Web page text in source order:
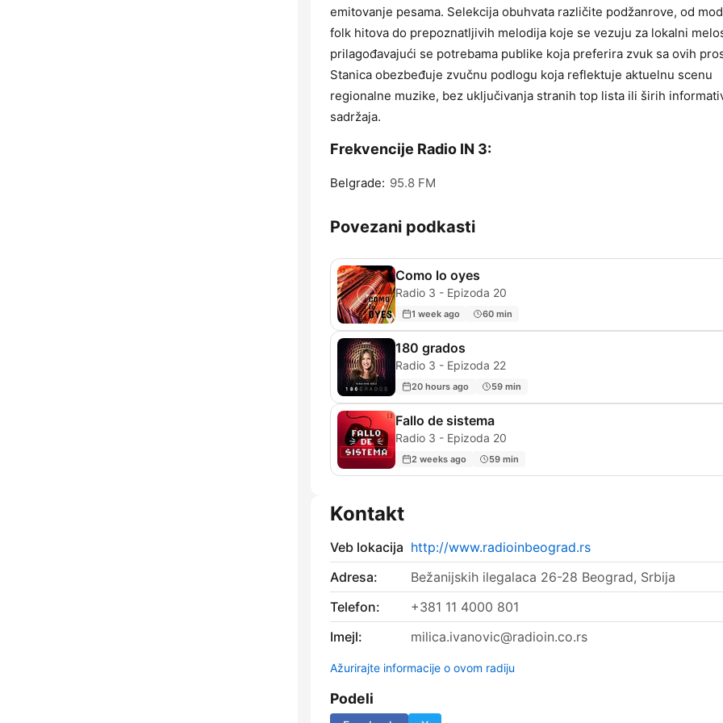
emitovanje pesama. Selekcija obuhvata različite podžanrove, od
folk hitova do prepoznatljivih melodija koje se vezuju za lokalni
prilagođavajući se potrebama publike koja preferira zvuk sa ovih
Stanica obezbeđuje zvučnu podlogu koja reflektuje aktuelnu scenu
regionalne muzike, bez uključivanja stranih top lista ili širih
sadržaja.
Frekvencije Radio IN 3:
Belgrade: 95.8 FM
Povezani podkasti
Como lo oyes
Radio 3 - Epizoda 20
1 week ago 60 min
180 grados
Radio 3 - Epizoda 22
20 hours ago 59 min
Fallo de sistema
Radio 3 - Epizoda 20
2 weeks ago 59 min
Kontakt
Veb lokacija http://www.radioinbeograd.rs
Adresa:
Bežanijskih ilegalaca 26-28 Beograd, Srbija
Telefon:
+381 11 4000 801
Imejl:
milica.ivanovic@radioin.co.rs
Ažurirajte informacije o ovom radiju
Podeli